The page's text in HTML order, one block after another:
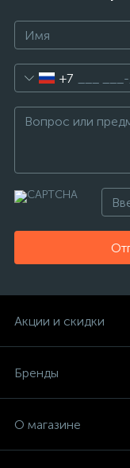
+7
Акции и скидки
Бренды
О магазине